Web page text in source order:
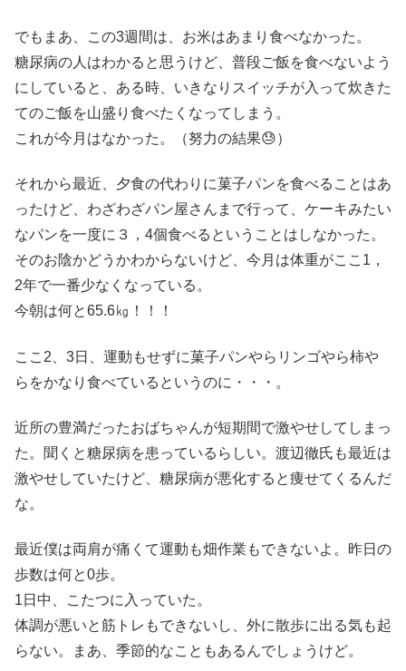
でもまあ、この3週間は、お米はあまり食べなかった。
糖尿病の人はわかると思うけど、普段ご飯を食べないよう
にしていると、ある時、いきなりスイッチが入って炊きた
てのご飯を山盛り食べたくなってしまう。
これが今月はなかった。（努力の結果😓）
それから最近、夕食の代わりに菓子パンを食べることはあ
ったけど、わざわざパン屋さんまで行って、ケーキみたい
なパンを一度に３，4個食べるということはしなかった。
そのお陰かどうかわからないけど、今月は体重がここ1，
2年で一番少なくなっている。
今朝は何と65.6㎏！！！
ここ2、3日、運動もせずに菓子パンやらリンゴやら柿や
らをかなり食べているというのに・・・。
近所の豊満だったおばちゃんが短期間で激やせしてしまっ
た。聞くと糖尿病を患っているらしい。渡辺徹氏も最近は
激やせしていたけど、糖尿病が悪化すると痩せてくるんだ
な。
最近僕は両肩が痛くて運動も畑作業もできないよ。昨日の
歩数は何と0歩。
1日中、こたつに入っていた。
体調が悪いと筋トレもできないし、外に散歩に出る気も起
らない。まあ、季節的なこともあるんでしょうけど。